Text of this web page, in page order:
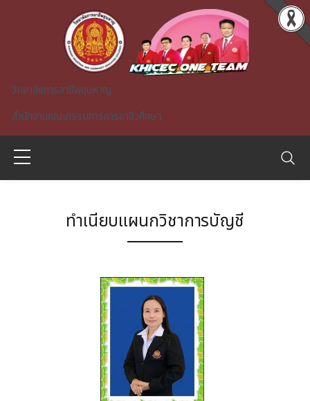
Skip to main content
วิทยาลัยการอาชีพขุนหาญ
สำนักงานคณะกรรมการการอาชีวศึกษา
ทำเนียบแผนกวิชาการบัญชี